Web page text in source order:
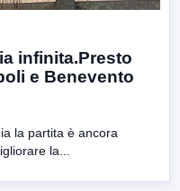
infinita.Presto
e Benevento
la partita è ancora
la...